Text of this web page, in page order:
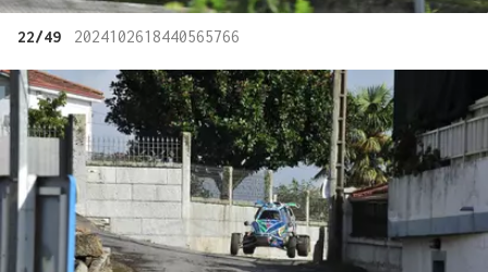
22/49 2024102618440565766